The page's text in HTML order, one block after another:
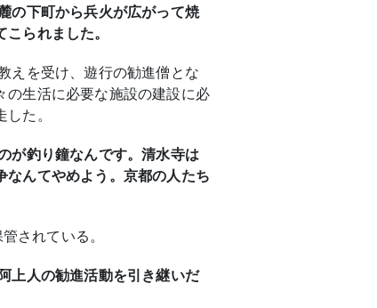
の下町から兵火が広がって焼
られました。
えを受け、遊行の勧進僧とな
の生活に必要な施設の建設に必
た。
が釣り鐘なんです。清水寺は
んてやめよう。京都の人たち
されている。
上人の勧進活動を引き継いだ